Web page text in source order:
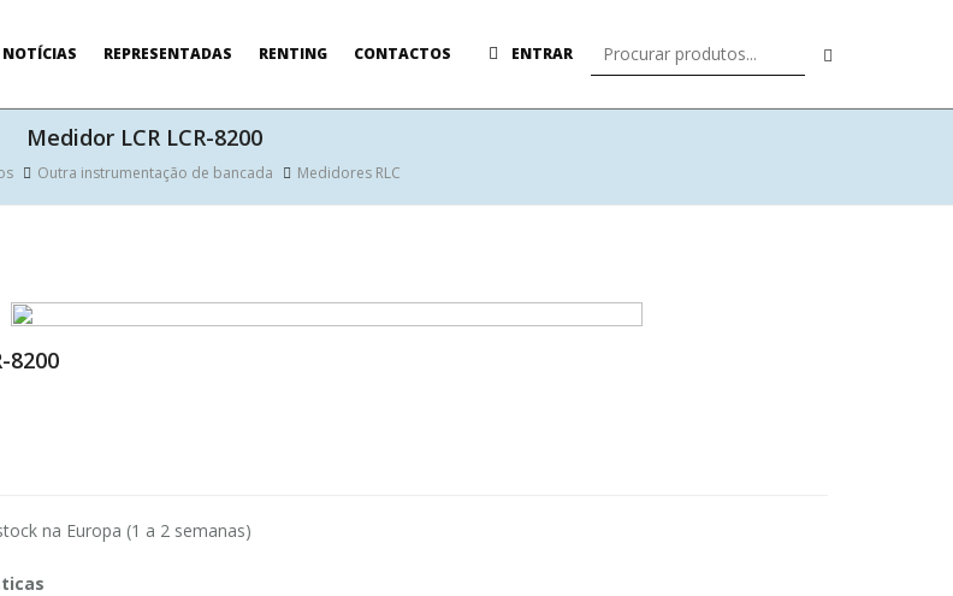
NOTÍCIAS REPRESENTADAS RENTING CONTACTOS ENTRAR
Medidor LCR LCR-8200
Outra instrumentação de bancada Medidores RLC
8200
na Europa (1 a 2 semanas)